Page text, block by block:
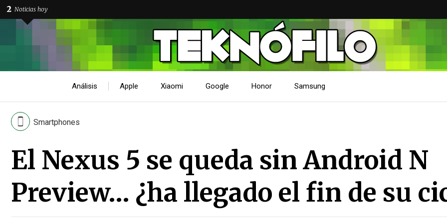
2 Noticias hoy
Análisis Apple Xiaomi Google Honor Samsung
Smartphones
El Nexus 5 se queda sin Android N
Preview… ¿ha llegado el fin de su